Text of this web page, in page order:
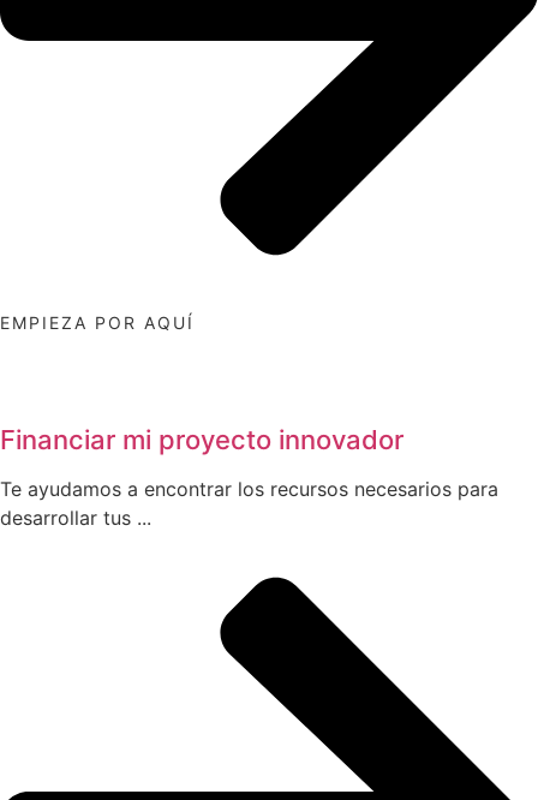
EMPIEZA POR AQUÍ
Financiar mi proyecto innovador
Te ayudamos a encontrar los recursos necesarios para
desarrollar tus ...